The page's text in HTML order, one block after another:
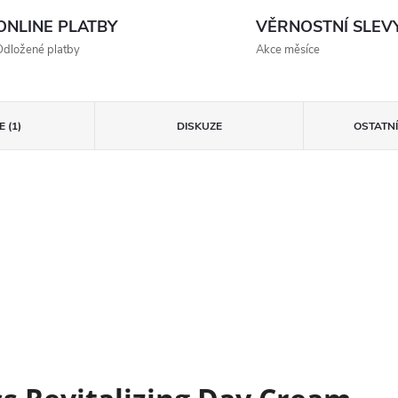
PLATBY
platby
VĚRNOSTNÍ
Akce měsíce
(1) DISKUZE